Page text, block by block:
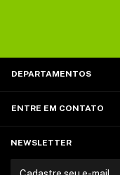
DEPARTAMENTOS
ENTRE EM CONTATO
NEWSLETTER